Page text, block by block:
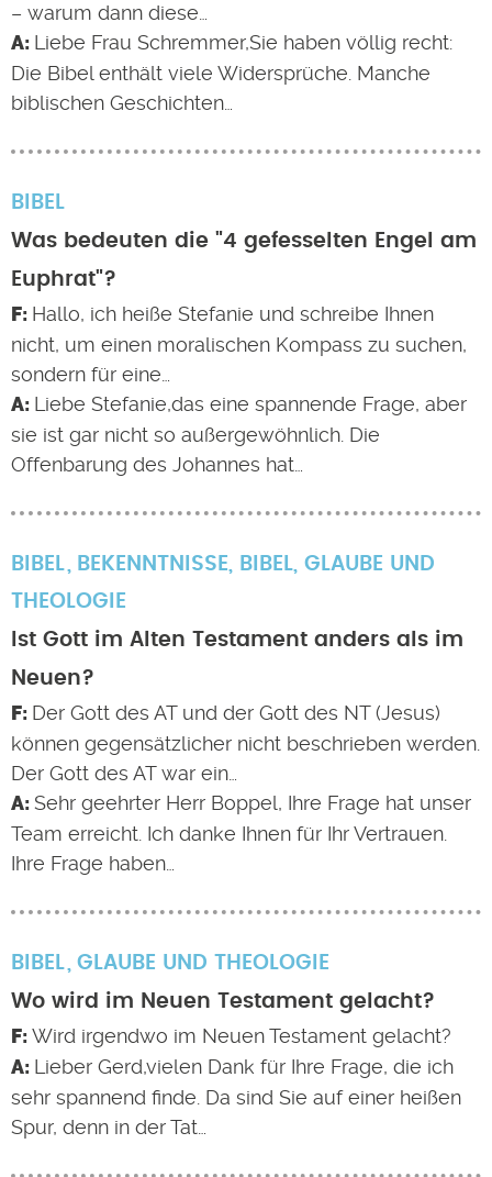
– warum dann diese…
Liebe Frau Schremmer,Sie haben völlig recht:
Die Bibel enthält viele Widersprüche. Manche
biblischen Geschichten…
BIBEL
Was bedeuten die "4 gefesselten Engel am
Euphrat"?
Hallo, ich heiße Stefanie und schreibe Ihnen
nicht, um einen moralischen Kompass zu suchen,
sondern für eine…
Liebe Stefanie,das eine spannende Frage, aber
sie ist gar nicht so außergewöhnlich. Die
Offenbarung des Johannes hat…
BIBEL BEKENNTNISSE, BIBEL, GLAUBE UND
THEOLOGIE
Ist Gott im Alten Testament anders als im
Neuen?
Der Gott des AT und der Gott des NT (Jesus)
können gegensätzlicher nicht beschrieben werden.
Der Gott des AT war ein…
Sehr geehrter Herr Boppel, Ihre Frage hat unser
Team erreicht. Ich danke Ihnen für Ihr Vertrauen.
Ihre Frage haben…
BIBEL GLAUBE UND THEOLOGIE
Wo wird im Neuen Testament gelacht?
Wird irgendwo im Neuen Testament gelacht?
Lieber Gerd,vielen Dank für Ihre Frage, die ich
sehr spannend finde. Da sind Sie auf einer heißen
Spur, denn in der Tat…